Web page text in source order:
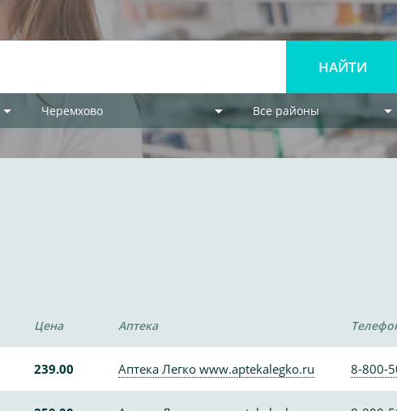
Черемхово Все районы
Цена Аптека
239.00 Аптека Легко www.aptekalegko.ru 8-800-